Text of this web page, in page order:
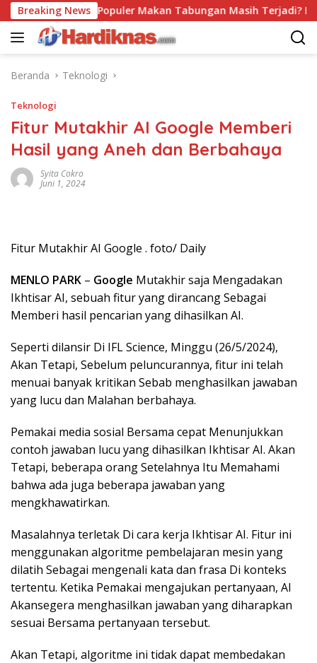
Langsung
ke
konten
Breaking News
Trend Populer Makan Tabungan Masih Terjadi?
Beranda Teknologi
Teknologi
Fitur Mutakhir AI Google Memberi
Hasil yang Aneh dan Berbahaya
Syita Cokro
Juni 1, 2024
Fitur Mutakhir AI Google . foto/ Daily
MENLO PARK – Google Mutakhir saja Mengadakan
Ikhtisar AI, sebuah fitur yang dirancang Sebagai
Memberi hasil pencarian yang dihasilkan AI.
Seperti dilansir Di IFL Science, Minggu (26/5/2024),
Akan Tetapi, Sebelum peluncurannya, fitur ini telah
menuai banyak kritikan Sebab menghasilkan jawaban
yang lucu dan Malahan berbahaya.
Pemakai media sosial Bersama cepat Menunjukkan
contoh jawaban lucu yang dihasilkan Ikhtisar AI. Akan
Tetapi, beberapa orang Setelahnya Itu Memahami
bahwa ada juga beberapa jawaban yang
mengkhawatirkan.
Masalahnya terletak Di cara kerja Ikhtisar AI. Fitur ini
menggunakan algoritme pembelajaran mesin yang
dilatih Sebagai mengenali kata dan frasa Di konteks
tertentu. Ketika Pemakai mengajukan pertanyaan, AI
Akansegera menghasilkan jawaban yang diharapkan
sesuai Bersama pertanyaan tersebut.
Akan Tetapi, algoritme ini tidak dapat membedakan